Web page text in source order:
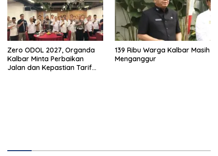
Zero ODOL 2027, Organda
Kalbar Minta Perbaikan
Jalan dan Kepastian Tarif
139 Ribu Warga Kalbar Masih
Menganggur